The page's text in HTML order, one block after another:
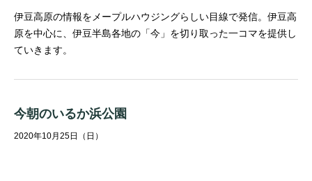
伊豆高原の情報をメープルハウジングらしい目線で発信。 伊豆高
原を中心に、伊豆半島各地の「今」を切り取った一コマを提供し
ていきます。
今朝のいるか浜公園
2020年10月25日（日）